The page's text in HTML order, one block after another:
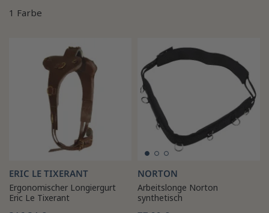
1 Farbe
ERIC LE TIXERANT
Ergonomischer Longiergurt
Eric Le Tixerant
NORTON
Arbeitslonge Norton
synthetisch